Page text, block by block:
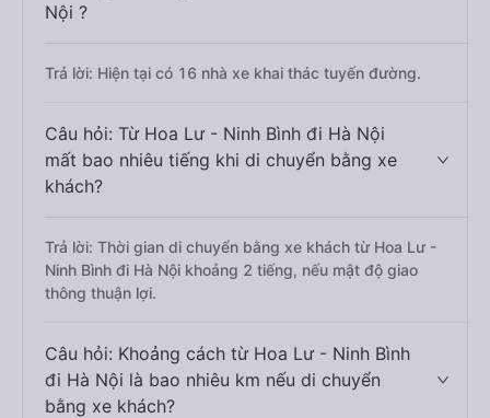
Nội ?
Trả lời: Hiện tại có 16 nhà xe khai thác tuyến đường.
Câu hỏi: Từ Hoa Lư - Ninh Bình đi Hà Nội
mất bao nhiêu tiếng khi di chuyển bằng xe
khách?
Trả lời: Thời gian di chuyển bằng xe khách từ Hoa Lư -
Ninh Bình đi Hà Nội khoảng 2 tiếng, nếu mật độ giao
thông thuận lợi.
Câu hỏi: Khoảng cách từ Hoa Lư - Ninh Bình
đi Hà Nội là bao nhiêu km nếu di chuyển
bằng xe khách?